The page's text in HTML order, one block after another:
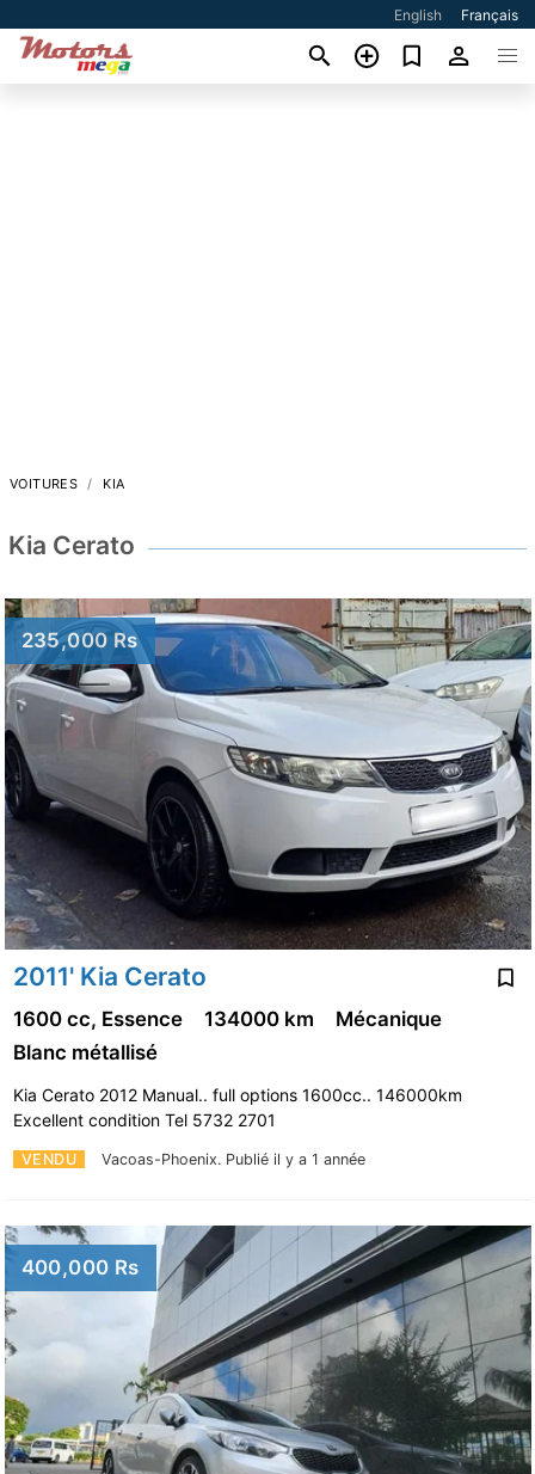
English Français
VOITURES KIA
Kia Cerato
235,000 Rs
2011' Kia Cerato
VENDU Vacoas-Phoenix. Publié il y a 1 année
1600 cc, Essence 134000 km
Mécanique
Blanc métallisé
Kia Cerato 2012 Manual.. full options 1600cc.. 146000km
Excellent condition Tel 5732 2701
400,000 Rs